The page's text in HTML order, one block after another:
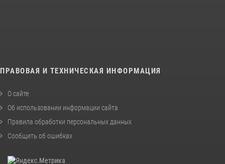
ПРАВОВАЯ И ТЕХНИЧЕСКАЯ ИНФОРМАЦИЯ
О сайте
Об использовании информации сайта
Правила обработки персональных данных
Сообщить об ошибках